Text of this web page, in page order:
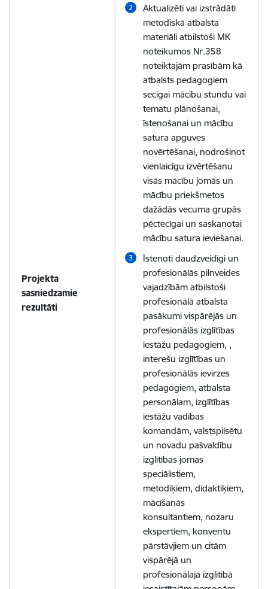
Projekta
sasniedzamie
rezultāti
Aktualizēti vai izstrādāti
metodiskā atbalsta
materiāli atbilstoši MK
noteikumos Nr.358
noteiktajām prasībām kā
atbalsts pedagogiem
secīgai mācību stundu vai
tematu plānošanai,
īstenošanai un mācību
satura apguves
novērtēšanai, nodrošinot
vienlaicīgu izvērtēšanu
visās mācību jomās un
mācību priekšmetos
dažādās vecuma grupās
pēctecīgai un saskaņotai
mācību satura ieviešanai.
Īstenoti daudzveidīgi un
profesionālās pilnveides
vajadzībām atbilstoši
profesionālā atbalsta
pasākumi vispārējās un
profesionālās izglītības
iestāžu pedagogiem, ,
interešu izglītības un
profesionālās ievirzes
pedagogiem, atbalsta
personālam, izglītības
iestāžu vadības
komandām, valstspilsētu
un novadu pašvaldību
izglītības jomas
speciālistiem,
metodiķiem, didaktiķiem,
mācīšanās
konsultantiem, nozaru
ekspertiem, konventu
pārstāvjiem un citām
vispārējā un
profesionālajā izglītībā